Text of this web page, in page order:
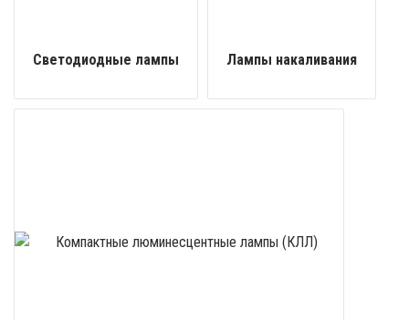
Светодиодные лампы Лампы накаливания